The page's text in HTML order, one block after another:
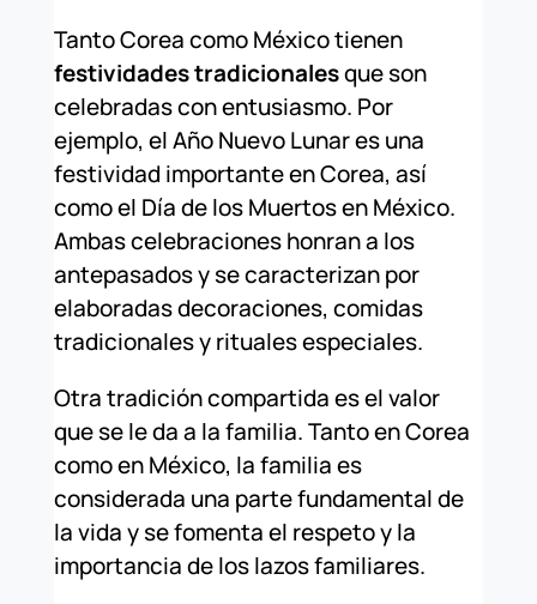
Tanto Corea como México tienen
festividades tradicionalesque son
celebradas con entusiasmo. Por
ejemplo, el Año Nuevo Lunar es una
festividad importante en Corea, así
como el Día de los Muertos en México.
Ambas celebraciones honran a los
antepasados y se caracterizan por
elaboradas decoraciones, comidas
tradicionales y rituales especiales.
Otra tradición compartida es el valor
que se le da a la familia. Tanto en Corea
como en México, la familia es
considerada una parte fundamental de
la vida y se fomenta el respeto y la
importancia de los lazos familiares.